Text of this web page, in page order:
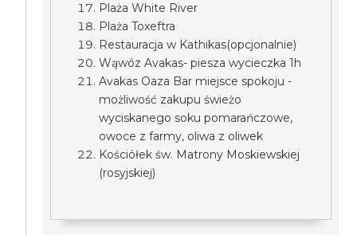
Plaża White River
Plaża Toxeftra
Restauracja w Kathikas(opcjonalnie)
Wąwóz Avakas- piesza wycieczka 1h
Avakas Oaza Bar miejsce spokoju -
możliwość zakupu świeżo
wyciskanego soku pomarańczowe,
owoce z farmy, oliwa z oliwek
Kościółek św. Matrony Moskiewskiej
(rosyjskiej)